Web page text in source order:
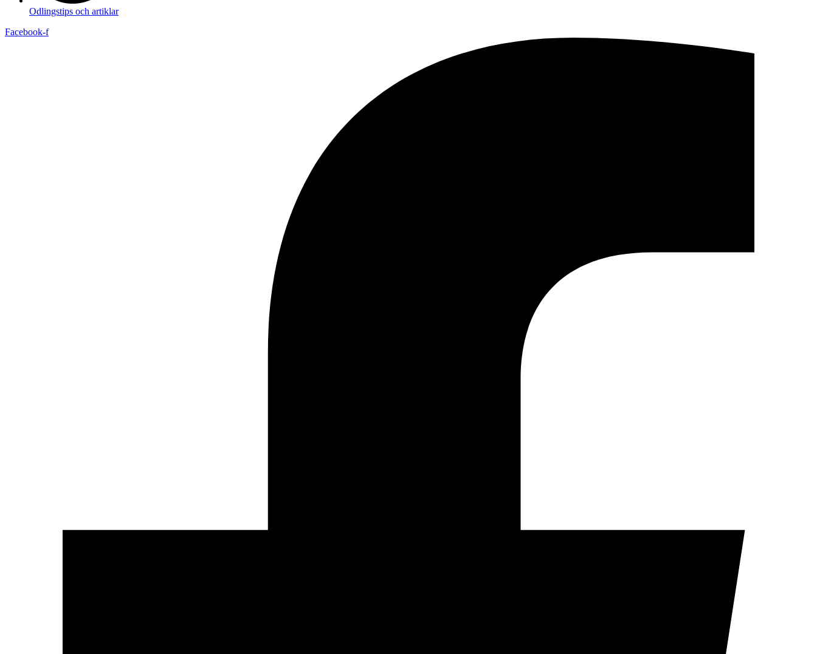
Odlingstips och artiklar
Facebook-f